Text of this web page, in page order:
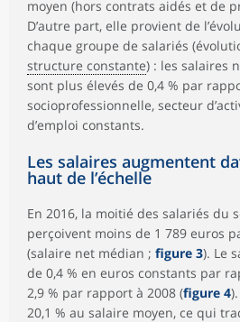
moyen (hors contrats aidés et de
D’autre part, elle provient de
chaque groupe de salariés
structure constante) : les salaires
sont plus élevés de 0,4 % par
socioprofessionnelle, secteur
d’emploi constants.
Les salaires augmentent
haut de l’échelle
En 2016, la moitié des salariés du
perçoivent moins de 1 789 euros
(salaire net médian ; figure 3). Le
de 0,4 % en euros constants par
2,9 % par rapport à 2008 (figure 4
20,1 % au salaire moyen, ce qui